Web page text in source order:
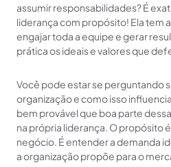
assumir responsabilidades? É
liderança com propósito! Ela tem
engajar toda a equipe e gerar
prática os ideais e valores que
Você pode estar se perguntando
organização e como isso
bem provável que boa parte
na própria liderança. O propósito
negócio. É entender a demanda
a organização propõe para o